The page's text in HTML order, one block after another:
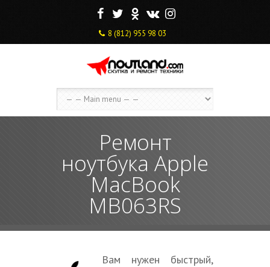
F T O V I
8 (812) 955 98 03
Ремонт
ноутбука Apple
MacBook
MB063RS
Вам нужен быстрый,